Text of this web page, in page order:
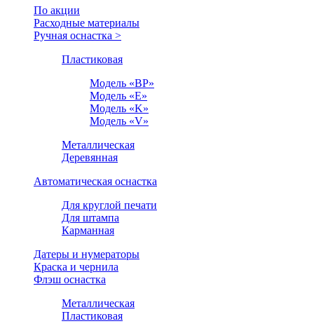
По акции
Расходные материалы
Ручная оснастка >
Пластиковая
Модель «BP»
Модель «E»
Модель «K»
Модель «V»
Металлическая
Деревянная
Автоматическая оснастка
Для круглой печати
Для штампа
Карманная
Датеры и нумераторы
Краска и чернила
Флэш оснастка
Металлическая
Пластиковая